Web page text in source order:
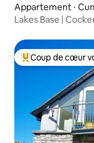
Appartement ⋅
Lakes Base |
Coups de cœur
Coup de cœur